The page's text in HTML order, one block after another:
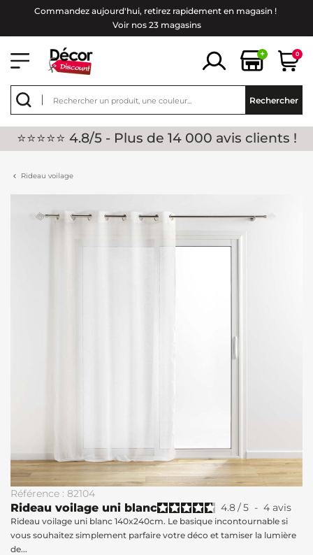
Commandez aujourd'hui, retirez rapidement en magasin !
Voir nos 23 magasins
+ 0
Rechercher
⭐⭐⭐⭐⭐ 4.8/5 - Plus de 14 000 avis clients !
Rideau voilage
Référence : 82104
Rideau voilage uni blanc 4.8/5 - 4 avis
Rideau voilage uni blanc 140x240cm. Le basique incontournable si
vous souhaitez simplement parfaire votre déco et tamiser la lumière
de...